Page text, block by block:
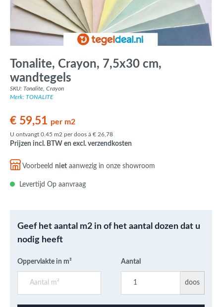
Tonalite, Crayon, 7,5x30 cm,
wandtegels
SKU: Tonalite, Crayon
Merk: TONALITE
€ 59,51 per m2
U ontvangt 0.45 m2 per doos á € 26,78
Prijzen incl. BTW en excl. verzendkosten
Voorbeeld niet aanwezig in onze showroom
Levertijd Op aanvraag
Geef het aantal m2 in of het aantal dozen dat u
nodig heeft
Oppervlakte in m² Aantal
doos